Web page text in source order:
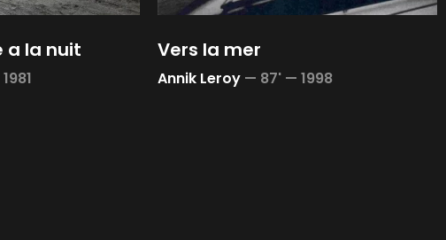
a la nuit
1981
Vers la mer
Annik Leroy — 87' — 1998